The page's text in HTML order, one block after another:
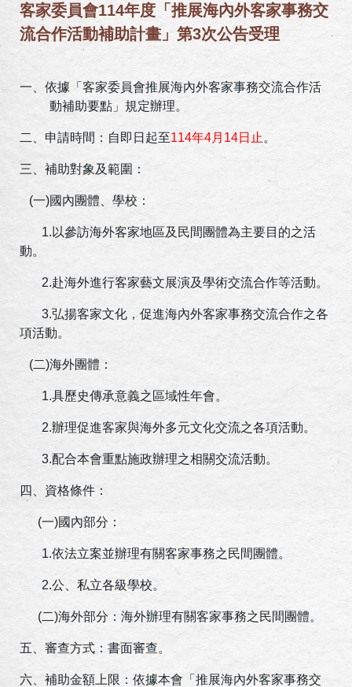
客家委員會114年度「推展海內外客家事務交
流合作活動補助計畫」第3次公告受理
一、依據「客家委員會推展海內外客家事務交流合作活
動補助要點」規定辦理。
二、申請時間：自即日起至114年4月 14日止 。
三、補助對象及範圍：
(一)國內團體、學校：
1. 以參訪海外客家地區及民間團體為主要目的之活
動。
2.赴海外進行客家藝文展演及學術交流合作等活動。
3.弘揚客家文化，促進海內外客家事務交流合作之各
項活動。
(二)海外團體：
1.具歷史傳承意義之區域性年會。
2.辦理促進客家與海外多元文化交流之各項活動。
3.配合本會重點施政辦理之相關交流活動。
四、資格條件：
(一)國內部分：
1.依法立案並辦理有關客家事務之民間團體。
2.公、私立各級學校。
(二)海外部分：海外辦理有關客家事務之民間團體。
五、審查方式：書面審查。
六、補助金額上限：依據本會「推展海內外客家事務交